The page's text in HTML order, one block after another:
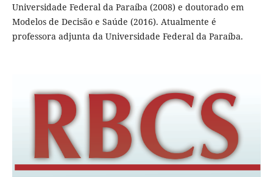
Universidade Federal da Paraíba (2008) e doutorado em
Modelos de Decisão e Saúde (2016). Atualmente é
professora adjunta da Universidade Federal da Paraíba.